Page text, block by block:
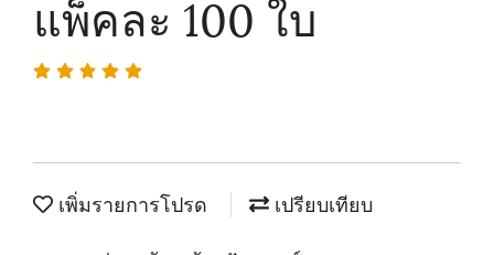
แพ็คละ 100 ใบ
เพิ่มรายการโปรด เปรียบเทียบ